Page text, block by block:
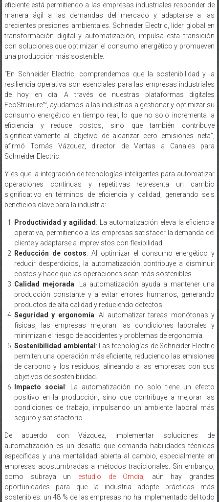
eficiente está permitiendo a las empresas industriales responder de
manera ágil a las demandas del mercado y adaptarse a las
crecientes presiones ambientales. Schneider Electric, líder global en
transformación digital y automatización, impulsa esta transición
con soluciones que optimizan el consumo energético y promueven
una producción más sostenible.
“En Schneider Electric, comprendemos que la sostenibilidad y la
resiliencia operativa son esenciales para las empresas industriales
de hoy en día. A través de nuestras plataformas digitales
EcoStruxure™, ayudamos a las industrias a gestionar y optimizar su
consumo energético en tiempo real, lo que no solo incrementa la
eficiencia y reduce costos, sino que también contribuye
significativamente al objetivo de alcanzar cero emisiones neta”,
afirmó Tomás Vázquez, director de Ventas a Canales para
Schneider Electric.
Y es que la integración de tecnologías inteligentes para automatizar
operaciones continuas y repetitivas representa un cambio
significativo en términos de eficiencia y calidad, generando seis
beneficios clave para la industria:
Productividad y agilidad : La automatización eleva la eficiencia
operativa, permitiendo a las empresas satisfacer la demanda del
cliente y adaptarse a imprevistos con flexibilidad.
Reducción de costos: Al optimizar el consumo energético y
reducir desperdicios, la automatización contribuye a disminuir
costos y hace que las operaciones sean más sostenibles.
Calidad mejorada: La automatización ayuda a mantener una
producción constante y a evitar errores humanos, generando
productos de alta calidad y reduciendo defectos.
Seguridad y ergonomía: Al automatizar tareas monótonas y
físicas, las empresas mejoran las condiciones laborales y
minimizan el riesgo de accidentes y problemas de ergonomía.
Sostenibilidad ambiental : Las tecnologías de Schneider Electric
permiten una operación más eficiente, reduciendo las emisiones
de carbono y los residuos, alineando a las empresas con sus
objetivos de sostenibilidad.
Impacto social : La automatización no solo tiene un efecto
positivo en la producción, sino que contribuye a mejorar las
condiciones de trabajo, impulsando un ambiente laboral más
seguro y satisfactorio.
De acuerdo con Vázquez, implementar soluciones de
automatización es un desafío que demanda habilidades técnicas
específicas y una mentalidad abierta al cambio, especialmente en
empresas acostumbradas a métodos tradicionales. Sin embargo,
como subraya un estudio de Omdia , aún hay grandes
oportunidades para que la industria adopte prácticas más
sostenibles: un 48 % de las empresas no ha implementado del todo